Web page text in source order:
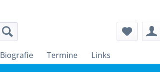
Biografie Termine Links